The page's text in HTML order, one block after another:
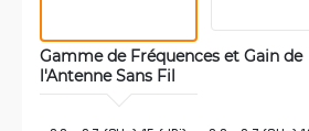
Gamme de Fréquences et Gain de
l'Antenne Sans Fil